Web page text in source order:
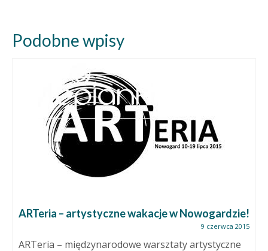
Podobne wpisy
ARTeria – artystyczne wakacje w Nowogardzie!
9 czerwca 2015
ARTeria – międzynarodowe warsztaty artystyczne